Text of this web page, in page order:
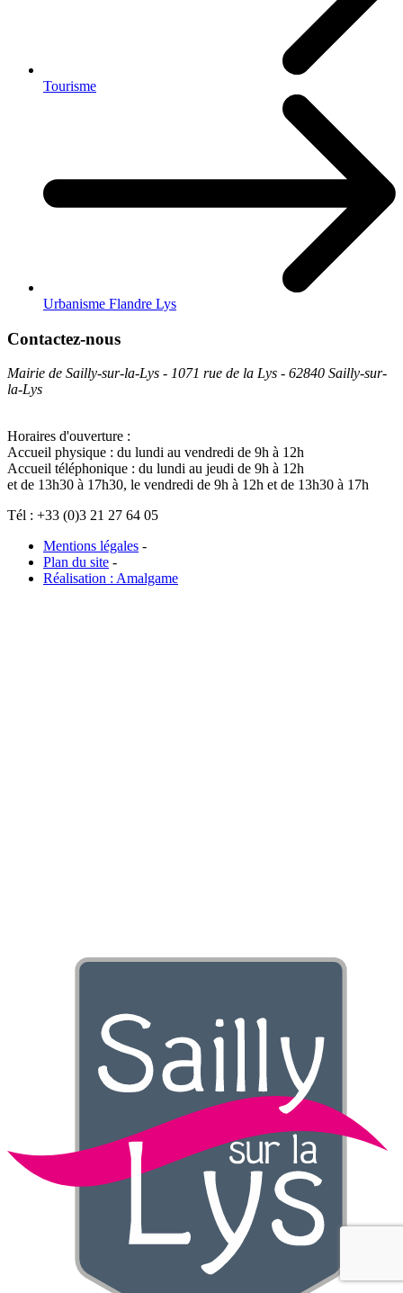
Tourisme
Urbanisme Flandre Lys
Contactez-nous
Mairie de Sailly-sur-la-Lys - 1071 rue de la Lys - 62840 Sailly-sur-
la-Lys
Horaires d'ouverture :
Accueil physique : du lundi au vendredi de 9h à 12h
Accueil téléphonique : du lundi au jeudi de 9h à 12h
et de 13h30 à 17h30, le vendredi de 9h à 12h et de 13h30 à 17h
Tél : +33 (0)3 21 27 64 05
Mentions légales -
Plan du site -
Réalisation : Amalgame